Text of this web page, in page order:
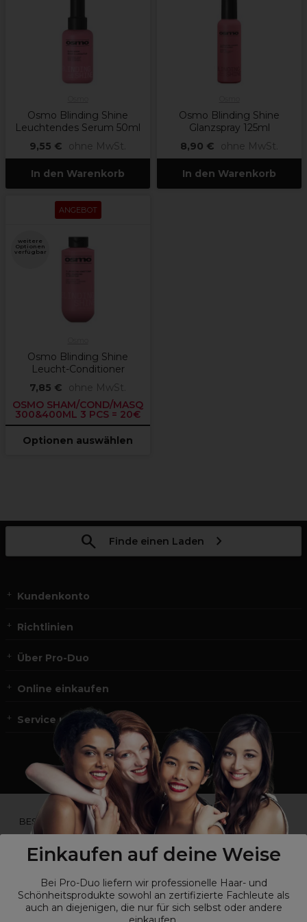
Einkaufen auf deine Weise
Bei Pro-Duo liefern wir professionelle Haar- und
Schönheitsprodukte sowohl an zertifizierte Fachleute als
auch an diejenigen, die nur für sich selbst oder andere
Osmo Blinding Shine
Leuchtendes Serum 50ml
9,55 €
ohne MwSt.
In den Warenkorb
Osmo Blinding Shine
Glanzspray 125ml
8,90 €
ohne MwSt.
In den Warenkorb
ANGEBOT
weitere
Optionen
verfügbar
Osmo Blinding Shine
Leucht-Conditioner
7,85 €
ohne MwSt.
OSMO SHAM/COND/MASQ
300&400ML 3 PCS = 20€
Optionen auswählen
Finde einen Laden
Kundenkonto
Richtlinien
Über Pro-Duo
Online einkaufen
Service und Kontakt
*Du bist kein Profikunde?
BESUCHE
UNSERE WEBSEITE FÜR ENDVERBRAUCHER.*